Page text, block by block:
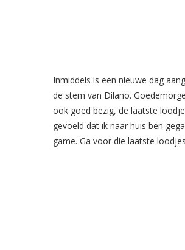
Inmiddels is een nieuwe dag
de stem van Dilano.
ook goed bezig, de laatste
gevoeld dat ik naar huis ben
game. Ga voor die laatste